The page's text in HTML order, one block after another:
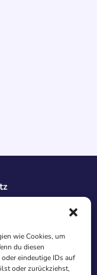
wie Cookies, um
du diesen
eindeutige IDs auf
oder zurückziehst,